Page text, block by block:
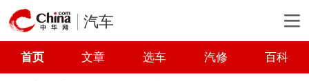
汽车
首页 文章 选车 汽修 百科